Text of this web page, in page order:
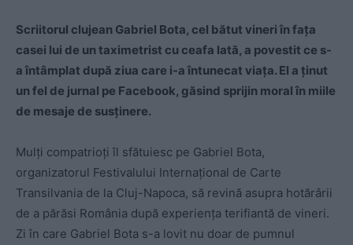
Scriitorul clujean Gabriel Bota, cel bătut vineri în fața
casei lui de un taximetrist cu ceafa lată, a povestit ce s-
a întâmplat după ziua care i-a întunecat viața. El a ținut
un fel de jurnal pe Facebook, găsind sprijin moral în miile
de mesaje de susținere.
Mulți compatrioți îl sfătuiesc pe Gabriel Bota,
organizatorul Festivalului Internațional de Carte
Transilvania de la Cluj-Napoca, să revină asupra hotărârii
de a părăsi România după experiența terifiantă de vineri.
Zi în care Gabriel Bota s-a lovit nu doar de pumnul